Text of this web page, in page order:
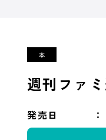
週刊ファ
発売日